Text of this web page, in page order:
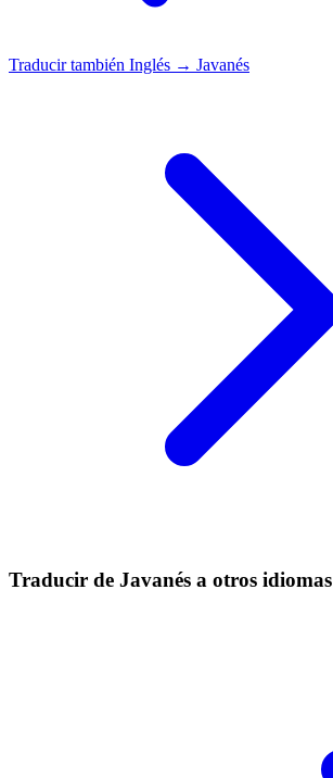
Traducir también Inglés → Javanés
Traducir de Javanés a otros idiomas